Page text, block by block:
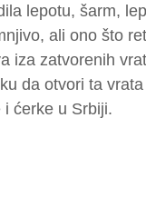
lepotu, šarm,
ali ono što
iza zatvorenih
da otvori ta
i ćerke u Srbiji.